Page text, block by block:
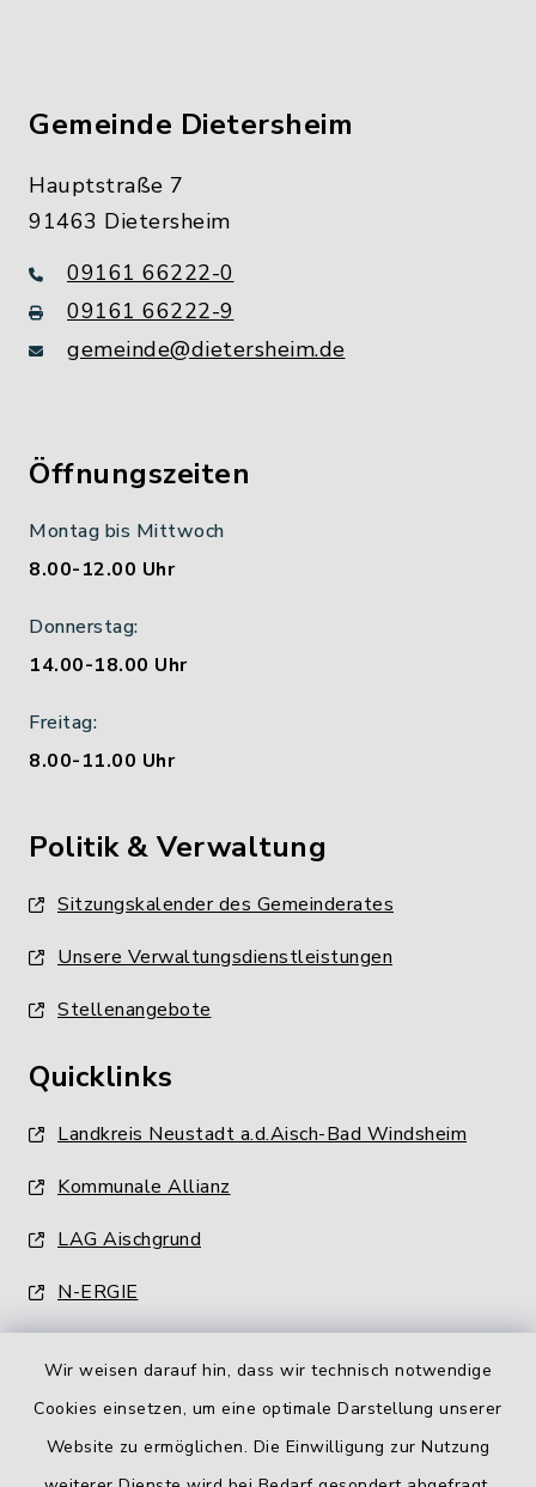
Wir weisen darauf hin, dass wir technisch notwendige
Cookies einsetzen, um eine optimale Darstellung unserer
Website zu ermöglichen. Die Einwilligung zur Nutzung
Gemeinde Dietersheim
Hauptstraße 7
91463 Dietersheim
09161 66222-0
09161 66222-9
gemeinde@dietersheim.de
Öffnungszeiten
Montag bis Mittwoch
8.00-12.00 Uhr
Donnerstag:
14.00-18.00 Uhr
Freitag:
8.00-11.00 Uhr
Politik & Verwaltung
Sitzungskalender des Gemeinderates
Unsere Verwaltungsdienstleistungen
Stellenangebote
Quicklinks
Landkreis Neustadt a.d.Aisch-Bad Windsheim
Kommunale Allianz
LAG Aischgrund
N-ERGIE